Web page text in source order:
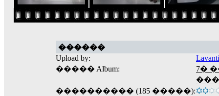
������
Upload by:
����� Album:
7�
���������� (185 �����):